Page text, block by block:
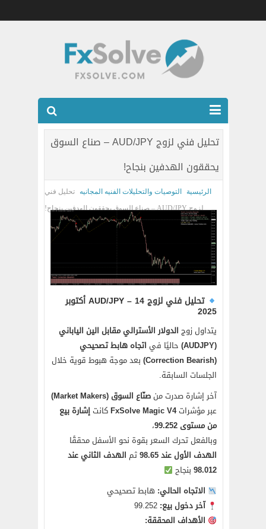
شركات الفوركس المرخصه
كتب
اتصل بنا
تحليل فني لزوج AUD/JPY – صناع السوق
يحققون الهدفين بنجاح!
الرئيسية التوصيات والتحليلات الفنيه المجانيه
تحليل فني
لزوج AUD/JPY – صناع السوق يحققون الهدفين بنجاح!
تحليل فني لزوج AUD/JPY – 14 أكتوبر
2025
يتداول زوج الدولار الأسترالي مقابل الين الياباني
(AUDJPY)
حاليًا في اتجاه هابط تصحيحي
(Correction Bearish)
بعد موجة هبوط قوية خلال
الجلسات السابقة.
آخر إشارة صدرت منصنّاع السوق (Market Makers)
عبر مؤشراتFxSolve Magic V4كانتإشارة بيع
من مستوى 99.252
،
وبالفعل تحرك السعر بقوة نحو الأسفل محققًا
الهدف الأول عند 98.65
ثم الهدف الثاني عند
98.012 بنجاح
الاتجاه الحالي: هابط تصحيحي
آخر دخول بيع:
الأهداف المحققة: